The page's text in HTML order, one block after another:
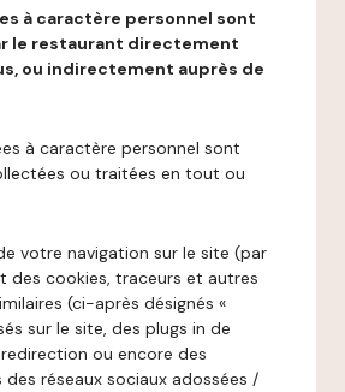
à caractère personnel sont
le restaurant directement
ou indirectement auprès de
à caractère personnel sont
ou traitées en tout ou
votre navigation sur le site (par
des cookies, traceurs et autres
(ci-après désignés «
sur le site, des plugs in de
ou encore des
réseaux sociaux adossées /